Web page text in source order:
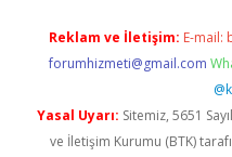
Reklam ve İletişim: E-mail:
forumhizmeti@gmail.com
Yasal Uyarı: Sitemiz, 5651
ve İletişim Kurumu (BTK)